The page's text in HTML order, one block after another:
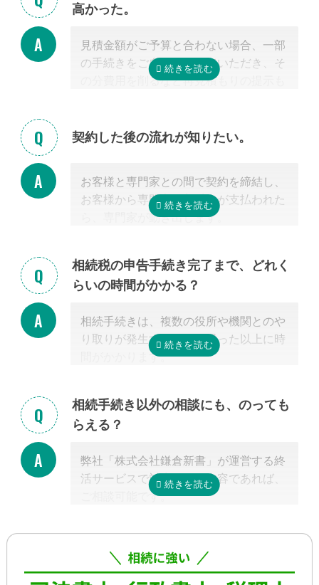
料面談の対象外です。詳しくは専門スタ
ので、お客様から弁護士事務所に直接ご
掲載中の弁護士一覧はこちら
高かった。
見積金額がご予算と合わない場合、一部
の手続きをご自身で行っていただき、そ
の分費用を削るなど再見積もりの提示も
らい場合、弊社専門スタッフがお客様に
契約した後の流れが知りたい。
お客様と専門家との間で契約を締結し、
お客様から専門家に着手金が支払われた
ら、専門家が動き出します。
ル・郵便などを使って進捗状況などの連
絡を取り合う形になります。
ば大丈夫ですので、ご安心ください。
相続税の申告手続き完了まで、どれく
らいの時間がかかる？
相続手続きは、複数の役所や機関とのや
り取りが発生するため、思った以上に時
間がかかります。
り、専門家が効率よく進めたとしても一
般的には全部で約3-4カ月かかると言わ
これに相続税申告が加わると、相談発生
後10カ月以内に申告しなければならない
ため、早めの動き出しが肝心です。
る場合、平日昼間に何度も役所に行くな
どさらに時間がかかるので、専門家に任
せたほうが早く確実に手続きが進み、ス
相続手続き以外の相談にも、のっても
らえる？
弊社「株式会社鎌倉新書」が運営する終
活サービスで対応可能な内容であれば、
ご相談可能です。
却支援、のこされた高齢のご家族の見守
り・介護支援、相続した財産の資産運用
のご相談、本位牌や法要・海洋散骨・お